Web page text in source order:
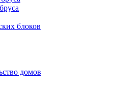
блоков
домов